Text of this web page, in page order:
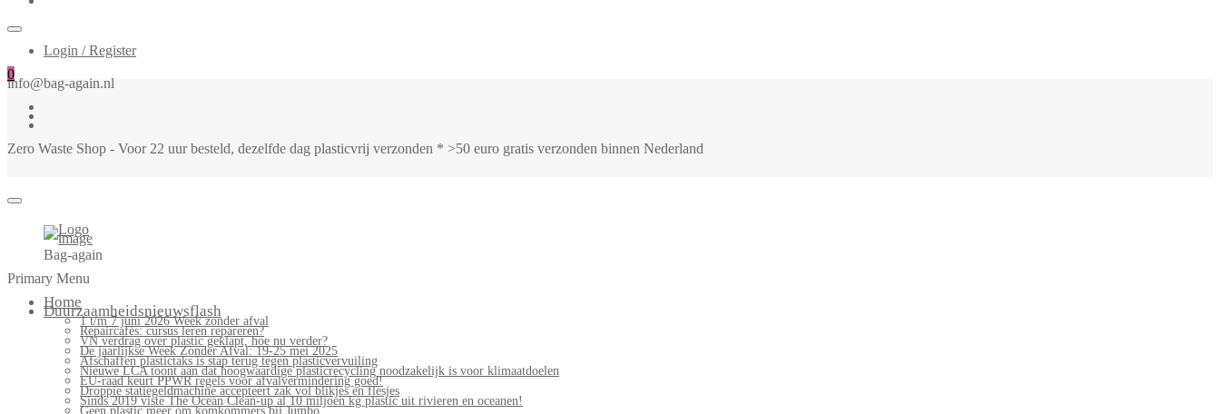
Login / Register
0
info@bag-again.nl
Zero Waste Shop - Voor 22 uur besteld, dezelfde dag plasticvrij verzonden * >50 euro gratis verzonden binnen Nederland
Bag-again
Primary Menu
Home
Duurzaamheidsnieuwsflash
1 t/m 7 juni 2026 Week zonder afval
Repaircafés: cursus leren repareren?
VN verdrag over plastic geklapt, hoe nu verder?
De jaarlijkse Week Zonder Afval: 19-25 mei 2025
Afschaffen plastictaks is stap terug tegen plasticvervuiling
Nieuwe LCA toont aan dat hoogwaardige plasticrecycling noodzakelijk is voor klimaatdoelen
EU-raad keurt PPWR regels voor afvalvermindering goed!
Droppie statiegeldmachine accepteert zak vol blikjes en flesjes
Sinds 2019 viste The Ocean Clean-up al 10 miljoen kg plastic uit rivieren en oceanen!
Geen plastic meer om komkommers bij Jumbo